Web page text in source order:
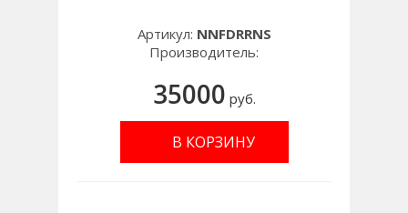
Артикул: NNFDRRNS
Производитель:
35000 руб.
В КОРЗИНУ